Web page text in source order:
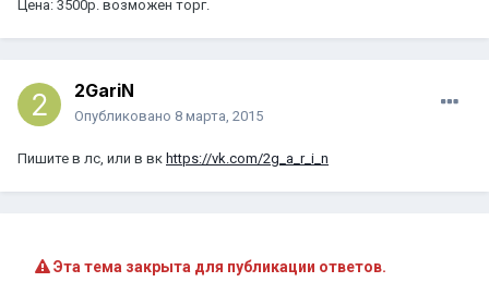
Цена: 3500р. возможен торг.
2GariN
Опубликовано 8 марта, 2015
Пишите в лс, или в вк https://vk.com/2g_a_r_i_n
Эта тема закрыта для публикации ответов.